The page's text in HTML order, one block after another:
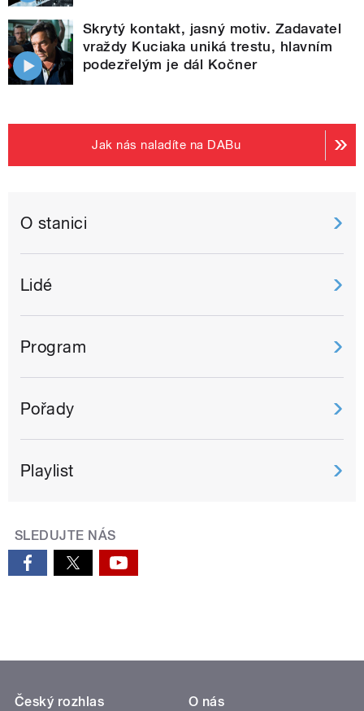
Skrytý kontakt, jasný motiv. Zadavatel
vraždy Kuciaka uniká trestu, hlavním
podezřelým je dál Kočner
Jak nás naladíte na DABu
O stanici
Lidé
Program
Pořady
Playlist
SLEDUJTE NÁS
Český rozhlas
O nás